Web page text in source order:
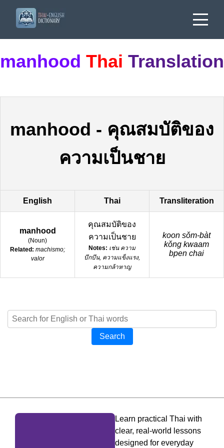
manhood Thai Translation
manhood - คุณสมบัติของ
ความเป็นชาย
English Thai Transliteration
manhood
(Noun)
Related: machismo;
valor
คุณสมบัติของ
ความเป็นชาย
Notes: เช่น ความ
บึกบึน, ความแข็งแรง,
ความกล้าหาญ
koon sǒm-bàt
kǒng kwaam
bpen chai
Search
Learn practical Thai with
clear, real-world lessons
designed for everyday